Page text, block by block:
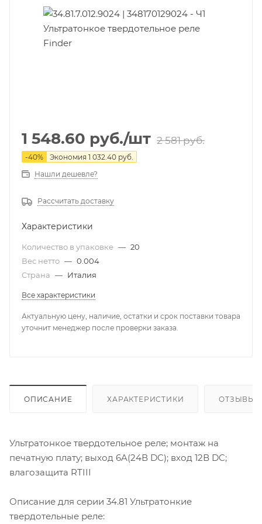
1 548.60 руб./шт 2 581руб.
-40% Экономия 1 032.40 руб.
Нашли дешевле?
Рассчитать доставку
Характеристики
Количество в упаковке — 20
Вес нетто — 0.004
Страна — Италия
Все характеристики
Актуальную цену, наличие, остатки и срок поставки товара
уточнит менеджер после проверки заказа.
ОПИСАНИЕ ХАРАКТЕРИСТИКИ ОТЗЫВЫ
Ультратонкое твердотельное реле; монтаж на
печатную плату; выход 6A(24В DC); вход 12В DC;
влагозащита RTIII
Описание для серии 34.81 Ультратонкие
твердотельные реле: